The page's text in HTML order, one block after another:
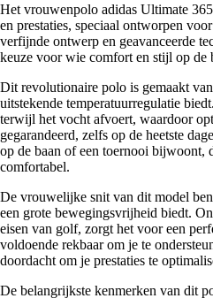
Het vrouwenpolo adidas Ultimate
en prestaties, speciaal ontworpen
verfijnde ontwerp en geavanceerde
keuze voor wie comfort en stijl op de
Dit revolutionaire polo is gemaakt
uitstekende temperatuurregulatie
terwijl het vocht afvoert, waardoor
gegarandeerd, zelfs op de heetste
op de baan of een toernooi bijwoont,
comfortabel.
De vrouwelijke snit van dit model
een grote bewegingsvrijheid biedt.
eisen van golf, zorgt het voor een
voldoende rekbaar om je te
doordacht om je prestaties te
De belangrijkste kenmerken van dit